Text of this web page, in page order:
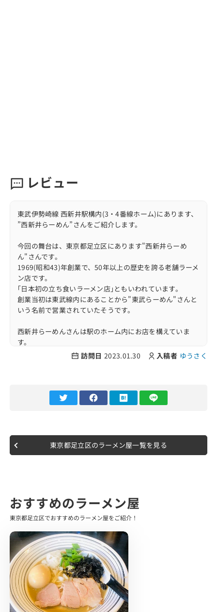
レビュー
東武伊勢崎線 西新井駅構内(3・4番線ホーム)にあります、
”西新井らーめん”さんをご紹介します。
今回の舞台は、東京都足立区にあります"西新井らーめ
ん"さんです。
1969(昭和43)年創業で、50年以上の歴史を誇る老舗ラーメ
ン店です。
｢日本初の立ち食いラーメン店｣ともいわれています。
創業当初は東武線内にあることから"東武らーめん"さんと
いう名前で営業されていたそうです。
西新井らーめんさんは駅のホーム内にお店を構えていま
す。
駅そばやうどんなどがある中で全国でも珍しいラーメン屋
訪問時は平日のお昼ピークタイム前である11時前の到着で
ウンター席にてそのまま店員さんに食券を手渡ししまし
そして食券機を見て驚いたのですが、とにかく安い…！
ワンコインで食べられるラーメンがほとんとで、500〜
680円のラインナップがありました。
注文したカレーラーメンも500円と破格の値段です。
お店はカウンター席のみで、駅そば店と同じく立ち食いス
タイルとなっています。
L字になっていて、銀に輝くステンレスのテーブルが特徴
的です。
厨房も広々としていて、店員さんがキレ良いオペレーショ
ンとともに、リズミカルな湯切りも見ることが出来ます。
訪問日 2023.01.30 入稿者 ゆうさく
東京都足立区のラーメン屋一覧を見る
おすすめのラーメン屋
東京都足立区でおすすめのラーメン屋をご紹介！